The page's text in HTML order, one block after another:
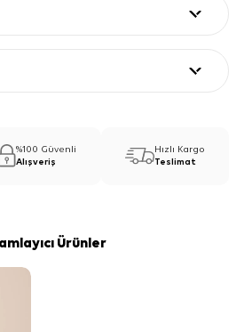
%100 Güvenli
Alışveriş
Hızlı Kargo
Teslimat
Ürünler